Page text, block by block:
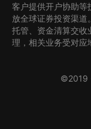
客户提供开户协助等
放全球证券投资渠
托管、资金清算交收
理，相关业务受对应
©2019